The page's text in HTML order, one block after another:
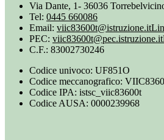
Via Dante, 1- 36036
Tel: 0445 660086
Email: viic83600t@istruzione.it
PEC: viic83600t@pec.istruzione.it
C.F.: 83002730246
Codice univoco: UF851O
Codice meccanografico:
Codice IPA: istsc_viic83600t
Codice AUSA: 0000239968